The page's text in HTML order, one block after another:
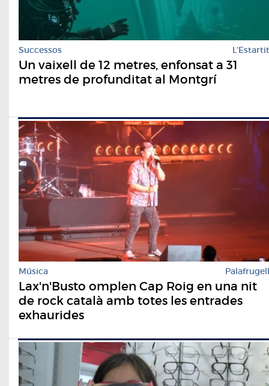
Successos L'Estartit
Un vaixell de 12 metres, enfonsat a 31
metres de profunditat al Montgrí
Música Palafrugell
Lax'n'Busto omplen Cap Roig en una nit
de rock català amb totes les entrades
exhaurides